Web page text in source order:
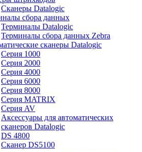
Сканеры Datalogic
сбора данных
Терминалы Datalogic
Терминалы сбора данных Zebra
сканеры Datalogic
Серия 1000
Серия 2000
Серия 4000
Серия 6000
Серия 8000
Серия MATRIX
Серия AV
Аксессуары для автоматических
сканеров Datalogic
DS 4800
Сканер DS5100